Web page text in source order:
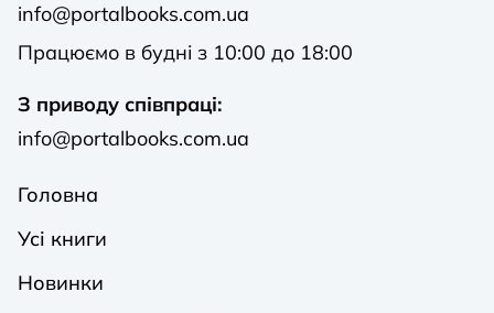
info@portalbooks.com.ua
Працюємо в будні з 10:00 до 18:00
З приводу співпраці:
info@portalbooks.com.ua
Головна
Усі книги
Новинки